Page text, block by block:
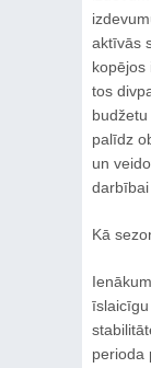
aktīvās
kopējos
tos
palīdz
un
darbībai
Kā
perioda